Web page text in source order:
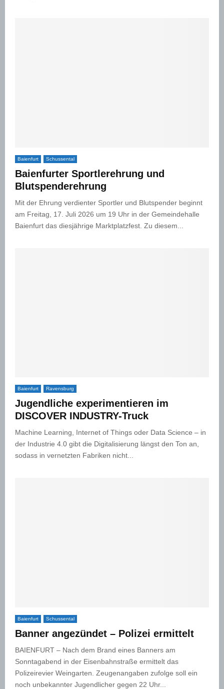
Baienfurt Schussental
Baienfurter Sportlerehrung und
Blutspenderehrung
Mit der Ehrung verdienter Sportler und Blutspender beginnt
am Freitag, 17. Juli 2026 um 19 Uhr in der Gemeindehalle
Baienfurt das diesjährige Marktplatzfest. Zu diesem...
Baienfurt Ravensburg
Jugendliche experimentieren im
DISCOVER INDUSTRY-Truck
Machine Learning, Internet of Things oder Data Science – in
der Industrie 4.0 gibt die Digitalisierung längst den Ton an,
sodass in vernetzten Fabriken nicht...
Baienfurt Schussental
Banner angezündet – Polizei ermittelt
BAIENFURT – Nach dem Brand eines Banners am
Sonntagabend in der Eisenbahnstraße ermittelt das
Polizeirevier Weingarten. Zeugenangaben zufolge soll ein
noch unbekannter Jugendlicher gegen 22 Uhr...